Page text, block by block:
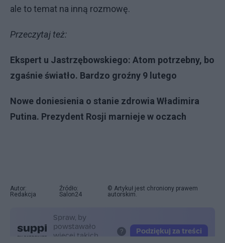
ale to temat na inną rozmowę.
Przeczytaj też:
Ekspert u Jastrzębowskiego: Atom potrzebny, bo
zgaśnie światło. Bardzo groźny 9 lutego
Nowe doniesienia o stanie zdrowia Władimira
Putina. Prezydent Rosji marnieje w oczach
Autor:
Redakcja
Źródło:
Salon24
© Artykuł jest chroniony prawem
autorskim.